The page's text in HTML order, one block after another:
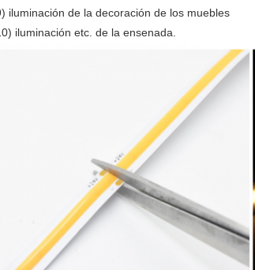
iluminación de la decoración de los muebles
iluminación etc. de la ensenada.